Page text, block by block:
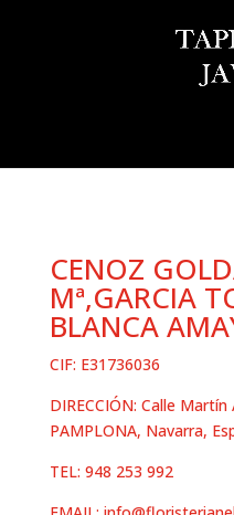
CENOZ
Mª,GARCIA
BLANCA
CIF: E31736036
DIRECCIÓN: Calle
PAMPLONA, Navarra,
TEL: 948 253 992